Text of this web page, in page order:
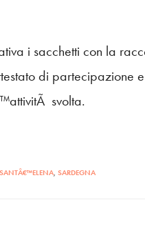
i sacchetti con la
di partecipazione
svolta.
SARDEGNA